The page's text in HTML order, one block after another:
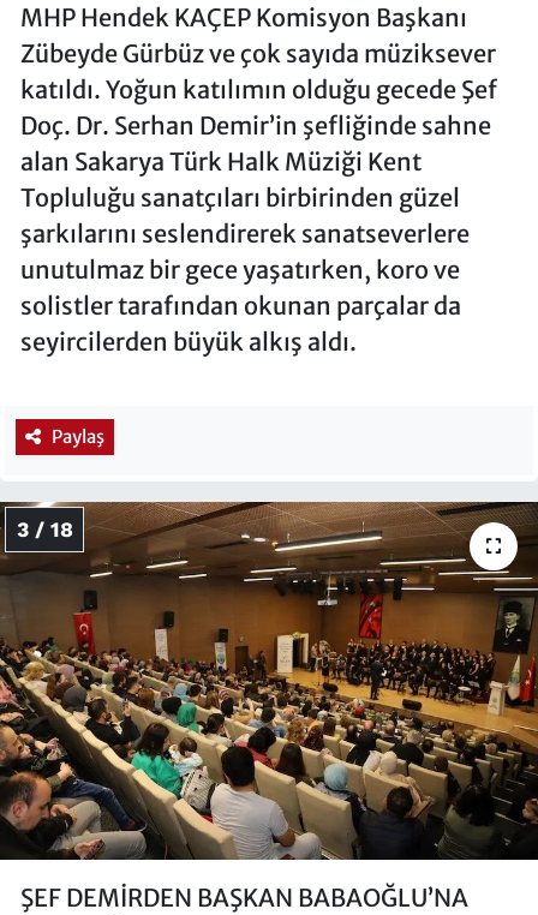
MHP Hendek KAÇEP Komisyon Başkanı
Zübeyde Gürbüz ve çok sayıda müziksever
katıldı. Yoğun katılımın olduğu gecede Şef
Doç. Dr. Serhan Demir’in şefliğinde sahne
alan Sakarya Türk Halk Müziği Kent
Topluluğu sanatçıları birbirinden güzel
şarkılarını seslendirerek sanatseverlere
unutulmaz bir gece yaşatırken, koro ve
solistler tarafından okunan parçalar da
seyircilerden büyük alkış aldı.
Paylaş
3 / 18
ŞEF DEMİRDEN BAŞKAN BABAOĞLU’NA